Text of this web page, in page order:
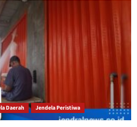
Daerah Jendela Peristiwa